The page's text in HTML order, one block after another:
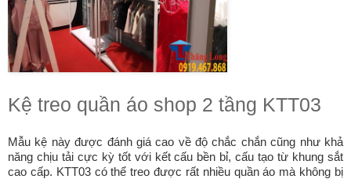
Kệ treo quần áo shop 2 tầng KTT03
Mẫu kệ này được đánh giá cao về độ chắc chắn cũng như khả
năng chịu tải cực kỳ tốt với kết cấu bền bỉ, cấu tạo từ khung sắt
cao cấp. KTT03 có thể treo được rất nhiều quần áo mà không bị